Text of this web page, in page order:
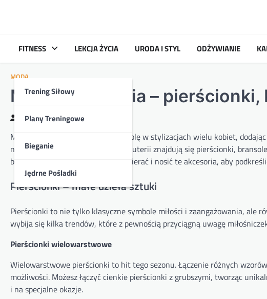
FITNESS
Trening Siłowy
Plany Treningowe
Bieganie
Jędrne Pośladki
LEKCJA ŻYCIA URODA I STYL ODŻYWIANIE
MODA
Modna bizuteria –
Kasia 2024-09-08
Modna biżuteria odgrywa istotną rolę w stylizacjach wielu kobiet,
najpopularniejszych elementów biżuterii znajdują się pierścionki,
biżuterii oraz podpowiemy, jak wybierać i nosić te akcesoria, aby
Pierścionki – małe dzieła sztuki
Pierścionki to nie tylko klasyczne symbole miłości i zaangażowania, ale
wybija się kilka trendów, które z pewnością przyciągną uwagę
Pierścionki wielowarstwowe
Wielowarstwowe pierścionki to hit tego sezonu. Łączenie różnych
możliwości. Możesz łączyć cienkie pierścionki z grubszymi, tworząc
i na specjalne okazje.